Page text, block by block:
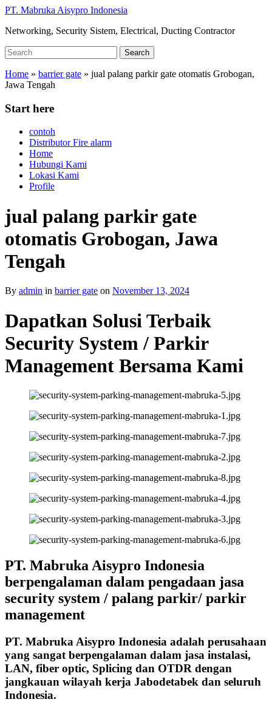
Skip
main
PT. Mabruka Aisypro Indonesia
Networking, Security Sistem, Electrical, Ducting Contractor
Search
for:
Search
Home » barrier gate » jual palang parkir gate otomatis Grobogan,
Jawa Tengah
Start here
contoh
Distributor Fire alarm
Home
Hubungi Kami
Lokasi Kami
Profile
jual palang parkir gate
otomatis Grobogan, Jawa
Tengah
By admin in barrier gate on November 13, 2024
Dapatkan Solusi Terbaik
Security System / Parkir
Management Bersama Kami
PT. Mabruka Aisypro Indonesia
berpengalaman dalam pengadaan jasa
security system / palang parkir/ parkir
management
PT. Mabruka Aisypro Indonesia adalah perusahaan
yang sangat berpengalaman dalam jasa instalasi,
LAN, fiber optic, Splicing dan OTDR dengan
jangkauan wilayah kerja Jabodetabek dan seluruh
Indonesia.